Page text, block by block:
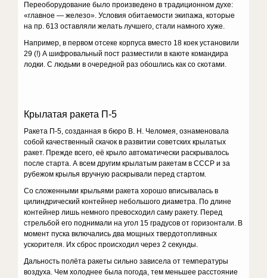
Переоборудование было произведено в традиционном духе:
«главное — железо». Условия обитаемости экипажа, которые
на пр. 613 оставляли желать лучшего, стали намного хуже.
Например, в первом отсеке корпуса вместо 18 коек установили
29 (!) А шифровальный пост разместили в каюте командира
лодки. С людьми в очередной раз обошлись как со скотами.
Крылатая ракета П-5
Ракета П-5, созданная в бюро В. Н. Челомея, ознаменовала
собой качественный скачок в развитии советских крылатых
ракет. Прежде всего, её крыло автоматически раскрывалось
после старта. А всем другим крылатым ракетам в СССР и за
рубежом крылья вручную раскрывали перед стартом.
Со сложенными крыльями ракета хорошо вписывалась в
цилиндрический контейнер небольшого диаметра. По длине
контейнер лишь немного превосходил саму ракету. Перед
стрельбой его поднимали на угол 15 градусов от горизонтали. В
момент пуска включались два мощных твердотопливных
ускорителя. Их сброс происходил через 2 секунды.
Дальность полёта ракеты сильно зависела от температуры
воздуха. Чем холоднее была погода, тем меньшее расстояние